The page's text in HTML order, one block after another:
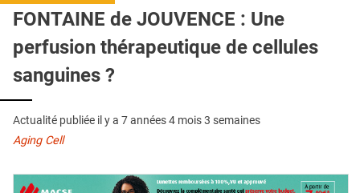
CRÉDITS
FONTAINE de JOUVENCE : Une
perfusion thérapeutique de cellules
sanguines ?
Actualité publiée il y a 7 années 4 mois 3 semaines
Aging Cell